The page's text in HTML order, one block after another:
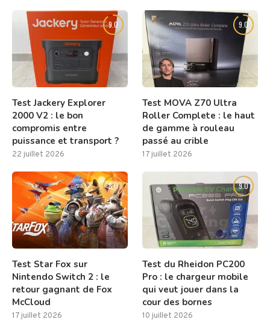
9.0
Test Jackery Explorer
2000 V2 : le bon
compromis entre
puissance et transport ?
22 juillet 2026
9.0
Test MOVA Z70 Ultra
Roller Complete : le haut
de gamme à rouleau
passé au crible
17 juillet 2026
8.0
Test Star Fox sur
Nintendo Switch 2 : le
retour gagnant de Fox
McCloud
17 juillet 2026
9.0
Test du Rheidon PC200
Pro : le chargeur mobile
qui veut jouer dans la
cour des bornes
10 juillet 2026